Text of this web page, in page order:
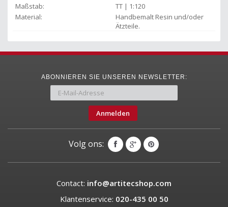
Maßstab:
TT | 1:120
Material:
Handbemalt Resin und/oder
Ätzteile.
ABONNIEREN SIE UNSEREN NEWSLETTER:
Anmelden
Volg ons:
Contact: info@artitecshop.com
Klantenservice: 020-435 00 50